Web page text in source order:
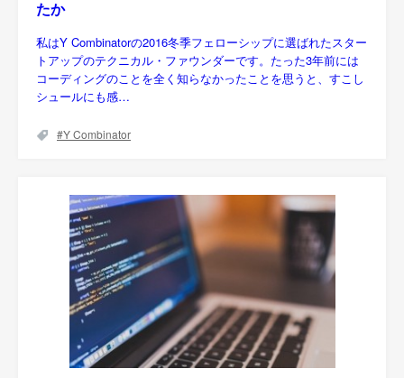
たか
私はY Combinatorの2016冬季フェローシップに選ばれたスター
トアップのテクニカル・ファウンダーです。たった3年前には
コーディングのことを全く知らなかったことを思うと、すこし
シュールにも感…
Y Combinator